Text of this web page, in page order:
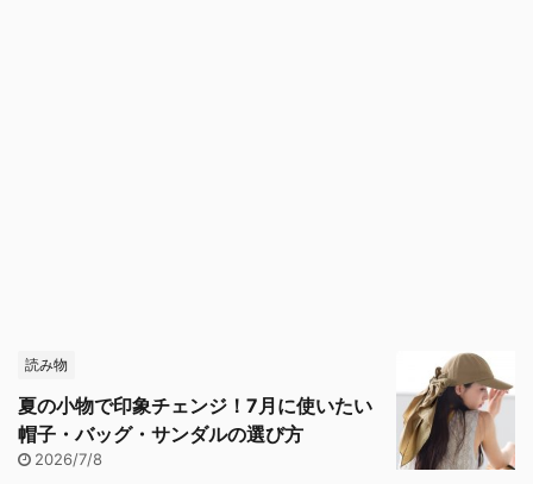
読み物
夏の小物で印象チェンジ！7月に使いたい
帽子・バッグ・サンダルの選び方
2026/7/8